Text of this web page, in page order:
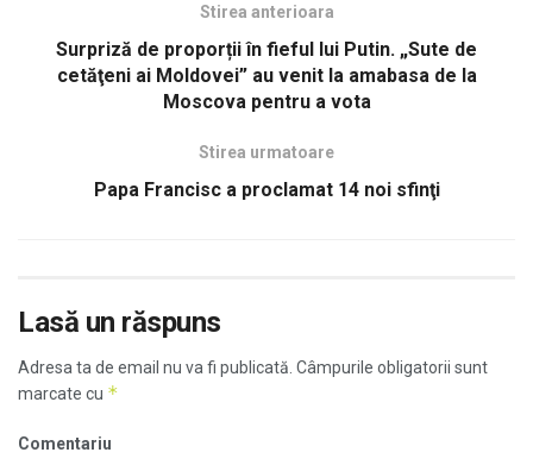
Stirea anterioara
Surpriză de proporții în fieful lui Putin. „Sute de
cetăţeni ai Moldovei” au venit la amabasa de la
Moscova pentru a vota
Stirea urmatoare
Papa Francisc a proclamat 14 noi sfinţi
Lasă un răspuns
Adresa ta de email nu va fi publicată. Câmpurile obligatorii sunt
marcate cu *
Comentariu